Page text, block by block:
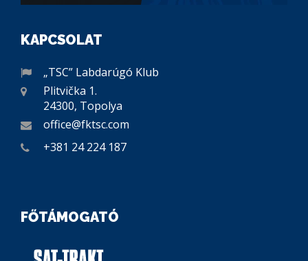
KAPCSOLAT
„TSC” Labdarúgó Klub
Plitvička 1.
24300, Topolya
office@fktsc.com
+381 24 224 187
FŐTÁMOGATÓ